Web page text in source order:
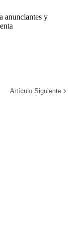
Artículo Siguiente